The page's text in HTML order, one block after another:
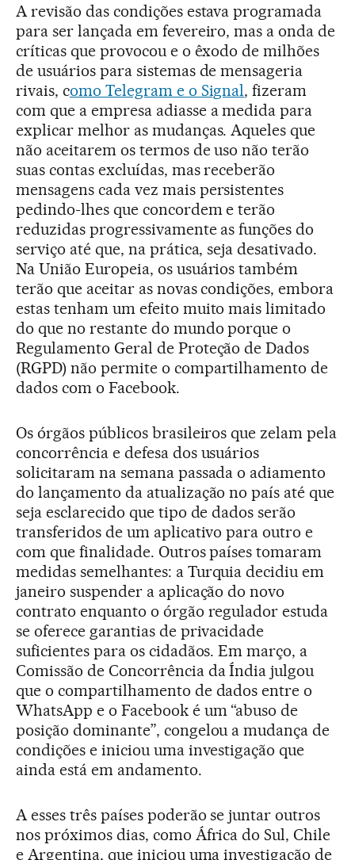
A revisão das condições estava programada
para ser lançada em fevereiro, mas a onda de
críticas que provocou e o êxodo de milhões
de usuários para sistemas de mensageria
rivais, como Telegram e o Signal, fizeram
com que a empresa adiasse a medida para
explicar melhor as mudanças. Aqueles que
não aceitarem os termos de uso não terão
suas contas excluídas, mas receberão
mensagens cada vez mais persistentes
pedindo-lhes que concordem e terão
reduzidas progressivamente as funções do
serviço até que, na prática, seja desativado.
Na União Europeia, os usuários também
terão que aceitar as novas condições, embora
estas tenham um efeito muito mais limitado
do que no restante do mundo porque o
Regulamento Geral de Proteção de Dados
(RGPD) não permite o compartilhamento de
dados com o Facebook.
Os órgãos públicos brasileiros que zelam pela
concorrência e defesa dos usuários
solicitaram na semana passada o adiamento
do lançamento da atualização no país até que
seja esclarecido que tipo de dados serão
transferidos de um aplicativo para outro e
com que finalidade. Outros países tomaram
medidas semelhantes: a Turquia decidiu em
janeiro suspender a aplicação do novo
contrato enquanto o órgão regulador estuda
se oferece garantias de privacidade
suficientes para os cidadãos. Em março, a
Comissão de Concorrência da Índia julgou
que o compartilhamento de dados entre o
WhatsApp e o Facebook é um “abuso de
posição dominante”, congelou a mudança de
condições e iniciou uma investigação que
ainda está em andamento.
A esses três países poderão se juntar outros
nos próximos dias, como África do Sul, Chile
e Argentina, que iniciou uma investigação de